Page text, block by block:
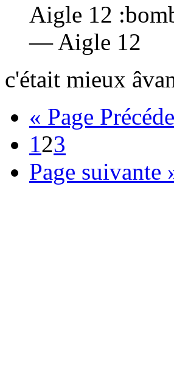
Aigle 12
— Aigle 12
c'était mieux
« Page
1 23
Page suivante